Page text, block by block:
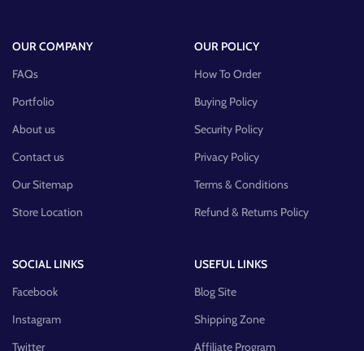
OUR COMPANY
FAQs
Portfolio
About us
Contact us
Our Sitemap
Store Location
OUR POLICY
How To Order
Buying Policy
Security Policy
Privacy Policy
Terms & Conditions
Refund & Returns Policy
SOCIAL LINKS
Facebook
Instagram
Twitter
USEFUL LINKS
Blog Site
Shipping Zone
Affiliate Program